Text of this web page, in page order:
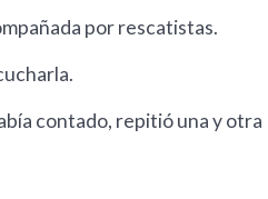
por rescatistas.
contado, repitió una y otra